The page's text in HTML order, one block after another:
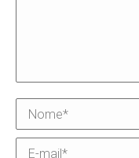
Nome *
E-mail *